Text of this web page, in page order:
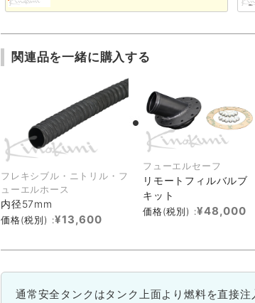
関連品を一緒に購入する
フレキシブル・ニトリル・フ
ューエルホース
内径57mm
価格(税別) :¥13,600
フューエルセーフ
リモートフィルバルブ
キット
価格(税別) :¥48,000
通常安全タンクはタンク上面より燃料を直接